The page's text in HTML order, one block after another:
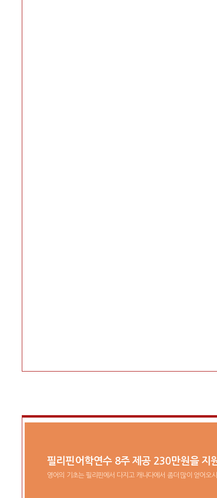
필리핀어학연수 8주 제공 230만원을 지
영어의 기초는 필리핀에서 다지고 캐나다에서 좀더 많이 얻어